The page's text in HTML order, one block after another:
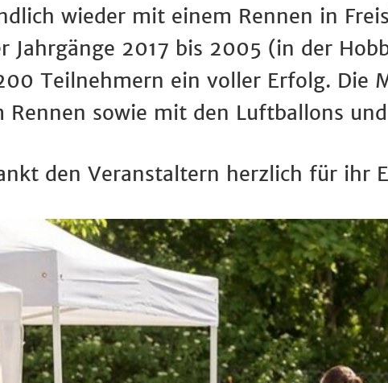
wieder mit einem Rennen in
Jahrgänge 2017 bis 2005 (in der
Teilnehmern ein voller Erfolg. Die
Rennen sowie mit den Luftballons
den Veranstaltern herzlich für ihr